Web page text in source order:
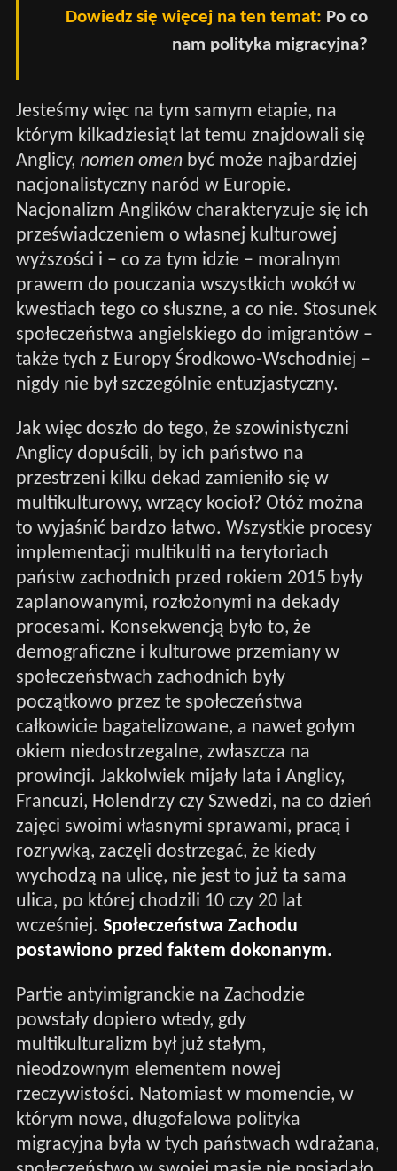
Dowiedz się więcej na ten temat: Po co
nam polityka migracyjna?
Jesteśmy więc na tym samym etapie, na
którym kilkadziesiąt lat temu znajdowali się
Anglicy, nomen omenbyć może najbardziej
nacjonalistyczny naród w Europie.
Nacjonalizm Anglików charakteryzuje się ich
przeświadczeniem o własnej kulturowej
wyższości i – co za tym idzie – moralnym
prawem do pouczania wszystkich wokół w
kwestiach tego co słuszne, a co nie. Stosunek
społeczeństwa angielskiego do imigrantów –
także tych z Europy Środkowo-Wschodniej –
nigdy nie był szczególnie entuzjastyczny.
Jak więc doszło do tego, że szowinistyczni
Anglicy dopuścili, by ich państwo na
przestrzeni kilku dekad zamieniło się w
multikulturowy, wrzący kocioł? Otóż można
to wyjaśnić bardzo łatwo. Wszystkie procesy
implementacji multikulti na terytoriach
państw zachodnich przed rokiem 2015 były
zaplanowanymi, rozłożonymi na dekady
procesami. Konsekwencją było to, że
demograficzne i kulturowe przemiany w
społeczeństwach zachodnich były
początkowo przez te społeczeństwa
całkowicie bagatelizowane, a nawet gołym
okiem niedostrzegalne, zwłaszcza na
prowincji. Jakkolwiek mijały lata i Anglicy,
Francuzi, Holendrzy czy Szwedzi, na co dzień
zajęci swoimi własnymi sprawami, pracą i
rozrywką, zaczęli dostrzegać, że kiedy
wychodzą na ulicę, nie jest to już ta sama
ulica, po której chodzili 10 czy 20 lat
wcześniej. Społeczeństwa Zachodu
postawiono przed faktem dokonanym.
Partie antyimigranckie na Zachodzie
powstały dopiero wtedy, gdy
multikulturalizm był już stałym,
nieodzownym elementem nowej
rzeczywistości. Natomiast w momencie, w
którym nowa, długofalowa polityka
migracyjna była w tych państwach wdrażana,